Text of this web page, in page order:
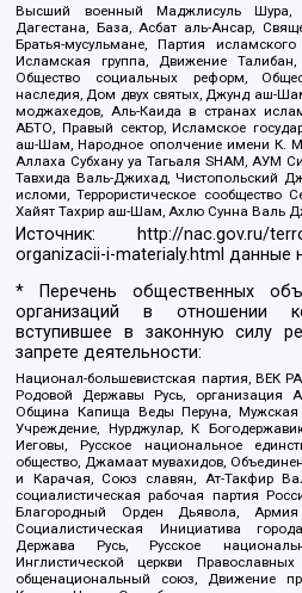
Высший военный Маджлисуль Шура,
Дагестана, База, Асбат аль-Ансар,
Братья-мусульмане, Партия
Исламская группа, Движение Талибан,
Общество социальных реформ,
наследия, Дом двух святых, Джунд аш-
моджахедов, Аль-Каида в странах
АБТО, Правый сектор, Исламское
аш-Шам, Народное ополчение имени К.
Аллаха Субхану уа Тагьаля SHAM, АУМ
Тавхида Валь-Джихад, Чистопольский
исломи, Террористическое сообщество
Хайят Тахрир аш-Шам, Ахлю Сунна Валь
Источник:
http://nac.gov.ru/
organizacii-i-materialy.html данные
* Перечень общественных
организаций в отношении
вступившее в законную силу
запрете деятельности:
Национал-большевистская партия, ВЕК
Родовой Державы Русь, организация
Община Капища Веды Перуна, Мужская
Учреждение, Нурджулар, К
Иеговы, Русское национальное
общество, Джамаат мувахидов,
и Карачая, Союз славян, Ат-Такфир
социалистическая рабочая партия
Благородный Орден Дьявола,
Социалистическая Инициатива
Держава Русь, Русское
Инглистической церкви Православных
общенациональный союз, Движение